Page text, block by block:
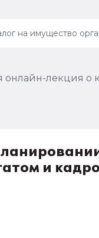
онлайн-лекция о
и